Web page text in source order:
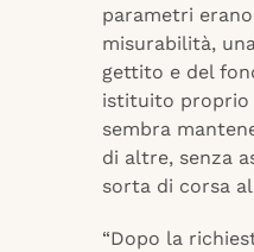
parametri
misurabilità,
gettito e del
istituito proprio
sembra
di altre, senza
sorta di corsa
“Dopo la